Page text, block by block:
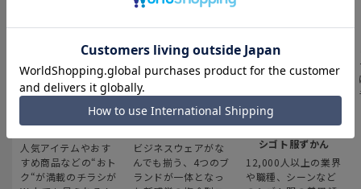
最新のお買い得情報
人気アイテムやおす
すめ商品などの“おト
ク“が満載のチラシが
スーツスクエア
ビジネスウェアがな
んでも揃う、4つのブ
ランドが一体となっ
みんなの
シゴト服ずかん
12,000人以上の業界
や職種、シーンなど